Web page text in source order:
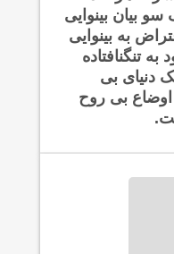
بیان بینوایی
به بینوایی
تنگنافتاده
دنیای بی
اوضاع بی روح